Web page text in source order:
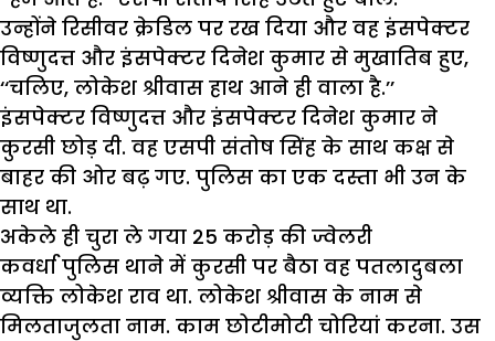
उन्होंने रिसीवर क्रेडिल पर रख दिया और वह इंसपेक्टर
विष्णुदत्त और इंसपेक्टर दिनेश कुमार से मुखातिब हुए,
‘‘चलिए, लोकेश श्रीवास हाथ आने ही वाला है.’’
इंसपेक्टर विष्णुदत्त और इंसपेक्टर दिनेश कुमार ने
कुरसी छोड़ दी. वह एसपी संतोष सिंह के साथ कक्ष से
बाहर की ओर बढ़ गए. पुलिस का एक दस्ता भी उन के
साथ था.
अकेले ही चुरा ले गया 25 करोड़ की ज्वेलरी
कवर्धा पुलिस थाने में कुरसी पर बैठा वह पतलादुबला
व्यक्ति लोकेश राव था. लोकेश श्रीवास के नाम से
मिलताजुलता नाम. काम छोटीमोटी चोरियां करना. उस